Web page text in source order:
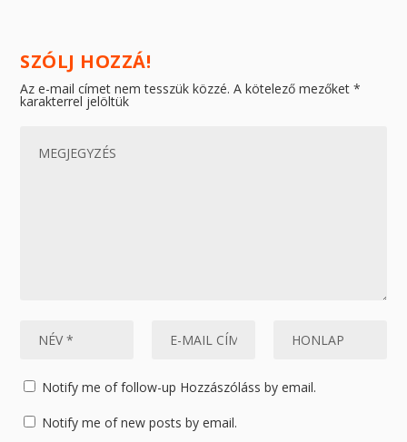
SZÓLJ HOZZÁ!
Az e-mail címet nem tesszük közzé. A kötelező mezőket*
karakterrel jelöltük
Notify me of follow-up Hozzászóláss by email.
Notify me of new posts by email.